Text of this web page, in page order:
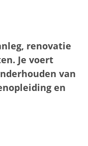
renovatie
Je voert
van
en